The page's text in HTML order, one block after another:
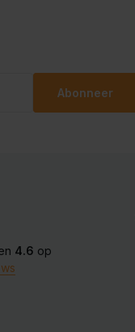
Abonneer
4.6 op